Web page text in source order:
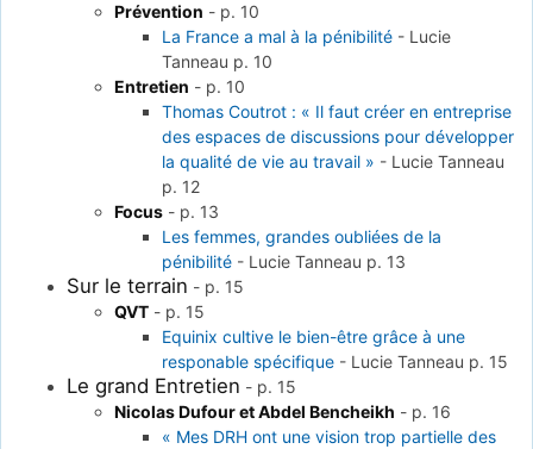
Prévention - p. 10
La France a mal à la pénibilité - Lucie
Tanneau p. 10
Entretien - p. 10
Thomas Coutrot : « Il faut créer en entreprise
des espaces de discussions pour développer
la qualité de vie au travail » - Lucie Tanneau
p. 12
Focus - p. 13
Les femmes, grandes oubliées de la
pénibilité - Lucie Tanneau p. 13
Sur le terrain - p. 15
QVT - p. 15
Equinix cultive le bien-être grâce à une
responable spécifique - Lucie Tanneau p. 15
Le grand Entretien - p. 15
Nicolas Dufour et Abdel Bencheikh - p. 16
« Mes DRH ont une vision trop partielle des